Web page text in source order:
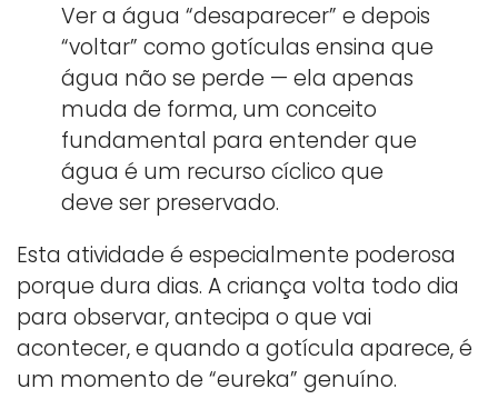
Ver a água “desaparecer” e depois
“voltar” como gotículas ensina que
água não se perde — ela apenas
muda de forma, um conceito
fundamental para entender que
água é um recurso cíclico que
deve ser preservado.
Esta atividade é especialmente poderosa
porque dura dias. A criança volta todo dia
para observar, antecipa o que vai
acontecer, e quando a gotícula aparece, é
um momento de “eureka” genuíno.